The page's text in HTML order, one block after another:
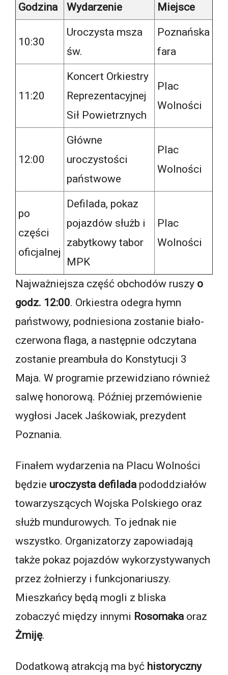
Godzina Wydarzenie Miejsce
10:30
Uroczysta msza
św.
Poznańska
fara
11:20
Koncert Orkiestry
Reprezentacyjnej
Sił Powietrznych
Plac
Wolności
12:00
Główne
uroczystości
państwowe
Plac
Wolności
po
części
oficjalnej
Defilada, pokaz
pojazdów służb i
zabytkowy tabor
MPK
Plac
Wolności
Najważniejsza część obchodów ruszy o
godz. 12:00. Orkiestra odegra hymn
państwowy, podniesiona zostanie biało-
czerwona flaga, a następnie odczytana
zostanie preambuła do Konstytucji 3
Maja. W programie przewidziano również
salwę honorową. Później przemówienie
wygłosi Jacek Jaśkowiak, prezydent
Poznania.
Finałem wydarzenia na Placu Wolności
będzie uroczysta defilada pododdziałów
towarzyszących Wojska Polskiego oraz
służb mundurowych. To jednak nie
wszystko. Organizatorzy zapowiadają
także pokaz pojazdów wykorzystywanych
przez żołnierzy i funkcjonariuszy.
Mieszkańcy będą mogli z bliska
zobaczyć między innymi Rosomaka oraz
Żmiję.
Dodatkową atrakcją ma być historyczny